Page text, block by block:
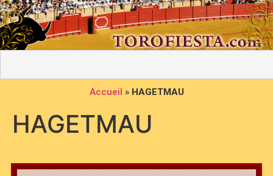
Accueil » HAGETMAU
HAGETMAU